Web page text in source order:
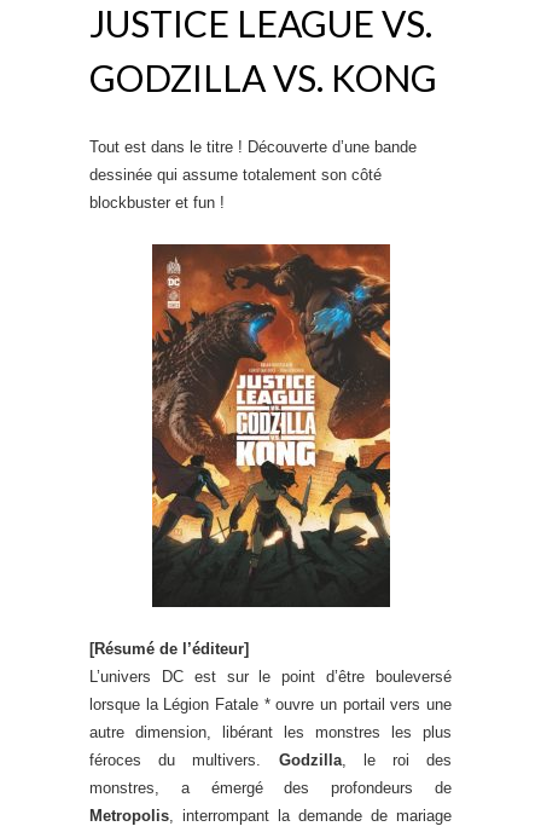
JUSTICE LEAGUE VS.
GODZILLA VS. KONG
Tout est dans le titre ! Découverte d’une bande
dessinée qui assume totalement son côté
blockbuster et fun !
[Résumé de l’éditeur]
L’univers DC est sur le point d’être bouleversé
lorsque la Légion Fatale * ouvre un portail vers une
autre dimension, libérant les monstres les plus
féroces du multivers. Godzilla, le roi des
monstres, a émergé des profondeurs de
Metropolis, interrompant la demande de mariage